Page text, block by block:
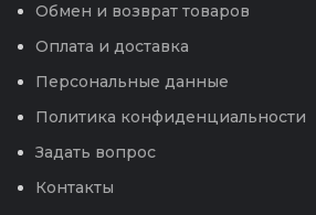
Обмен и возврат товаров
Оплата и доставка
Персональные данные
Политика конфиденциальности
Задать вопрос
Контакты